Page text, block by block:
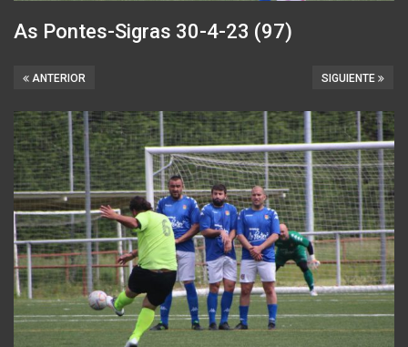
As Pontes-Sigras 30-4-23 (97)
SIGUIENTE
ANTERIOR